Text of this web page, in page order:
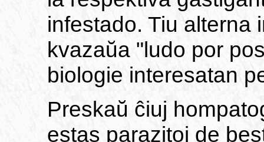
infestado. Tiu alterna
kvazaŭa "ludo por
biologie interesatan
Preskaŭ ĉiuj
estas parazitoj de